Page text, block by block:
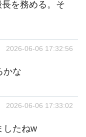
を務める。そ
2026-06-06 17:32:56
かな
2026-06-06 17:33:02
したねw